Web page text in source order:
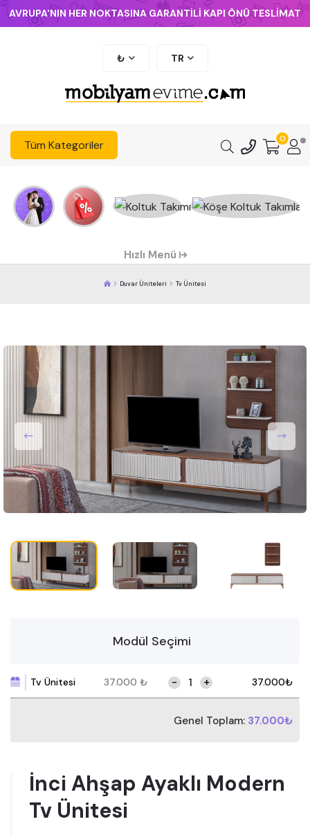
AVRUPA'NIN HER NOKTASINA GARANTİLİ KAPI ÖNÜ TESLİMAT
₺ TR
Tüm Kategoriler 0
Hızlı Menü
Duvar Üniteleri Tv Ünitesi
Modül Seçimi
Tv Ünitesi 37.000 ₺ - + 37.000₺
Genel Toplam: 37.000₺
İnci Ahşap Ayaklı Modern
Tv Ünitesi